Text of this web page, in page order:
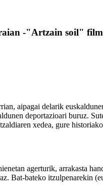
-"Artzain soil"
aipagai delarik
deportazioari buruz.
xedea, gure
agerturik, arrakasta
Bat-bateko itzulpenarekin